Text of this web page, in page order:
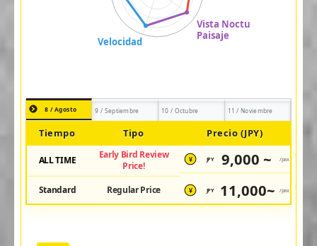
8 / Agosto 9 / Septiembre 10 / Octubre 11 / Noviembre
Tiempo Tipo Precio (JPY)
ALL TIME
Early Bird Review
Price!
¥ JPY 9,000 ~ /pax
Standard Regular Price ¥ JPY 11,000~ /pax